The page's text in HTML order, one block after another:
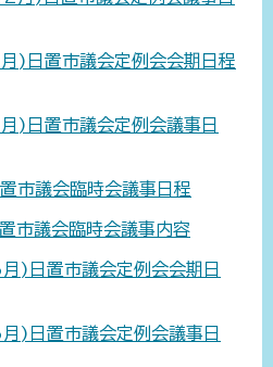
)日置市議会定例会会期日程
)日置市議会定例会議事日
市議会臨時会議事日程
市議会臨時会議事内容
)日置市議会定例会会期日
)日置市議会定例会議事日